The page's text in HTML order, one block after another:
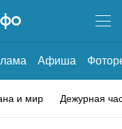
Афиша
и мир Дежурная